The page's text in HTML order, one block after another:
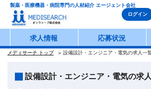
製薬・医療機器・病院専門の人材紹介 エージェント会社
ログイン
求人情報 応募状況
メディサーチ トップ 設備設計・エンジニア・電気の求人一
設備設計・エンジニア・電気の求